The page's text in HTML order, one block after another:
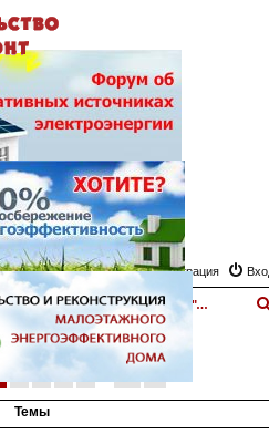
Регистрация
Инструменты для строительства Доска объявлений "Строительные инструменты"
поискрасширенный
1 из 10
Темы